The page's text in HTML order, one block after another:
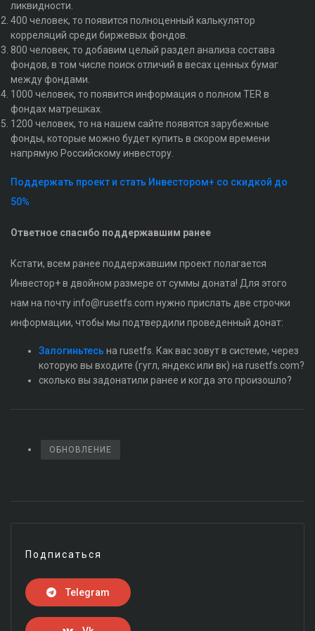
ликвидности.
400 человек, то появится полноценный калькулятор
корреляций среди биржевых фондов.
800 человек, то добавим целый раздел анализа состава
фондов, в том числе поиск отличий в весах ценных бумаг
между фондами.
1000 человек, то появится информация о полном TER в
фондах матрешках.
1200 человек, то на нашем сайте появятся зарубежные
фонды, которые можно будет купить в скором времени
напрямую Российскому инвестору.
Поддержать проект и стать Инвестором+ со скидкой до
50%
Ответное спасибо поддержавшим ранее
Кстати, всем ранее поддержавшим проект полагается
Инвестор+ в двойном размере от суммы доната! Для этого
нам на почту info@rusetfs.com нужно прислать две строчки
информации, чтобы мы подтвердили проведенный донат:
Залогиньтесь на rusetfs. Как вас зовут в системе, через
которую вы входите (гугл, яндекс или вк) на rusetfs.com?
сколько вы задонатили ранее и когда это произошло?
ОБНОВЛЕНИЕ
Подписаться
Telegram